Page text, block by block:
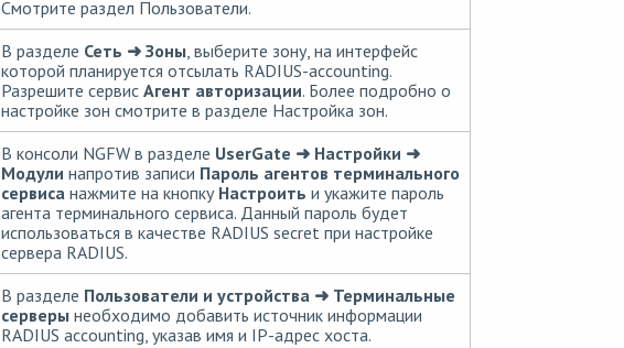
Смотрите раздел Пользователи.
В разделе Сеть ➜ Зоны, выберите зону, на интерфейс
которой планируется отсылать RADIUS-accounting.
Разрешите сервис Агент авторизации. Более подробно о
настройке зон смотрите в разделе Настройка зон.
В консоли NGFW в разделе UserGate ➜ Настройки ➜
Модули напротив записи Пароль агентов терминального
сервисанажмите на кнопку Настроить и укажите пароль
агента терминального сервиса. Данный пароль будет
использоваться в качестве RADIUS secret при настройке
сервера RADIUS.
В разделе Пользователи и устройства ➜ Терминальные
серверынеобходимо добавить источник информации
RADIUS accounting, указав имя и IP-адрес хоста.